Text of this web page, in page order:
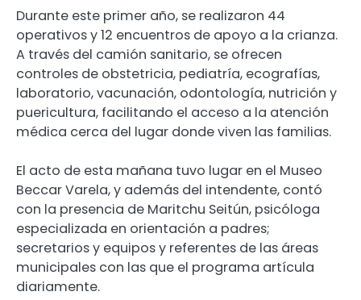
Durante este primer año, se realizaron 44
operativos y 12 encuentros de apoyo a la crianza.
A través del camión sanitario, se ofrecen
controles de obstetricia, pediatría, ecografías,
laboratorio, vacunación, odontología, nutrición y
puericultura, facilitando el acceso a la atención
médica cerca del lugar donde viven las familias.
El acto de esta mañana tuvo lugar en el Museo
Beccar Varela, y además del intendente, contó
con la presencia de Maritchu Seitún, psicóloga
especializada en orientación a padres;
secretarios y equipos y referentes de las áreas
municipales con las que el programa artícula
diariamente.